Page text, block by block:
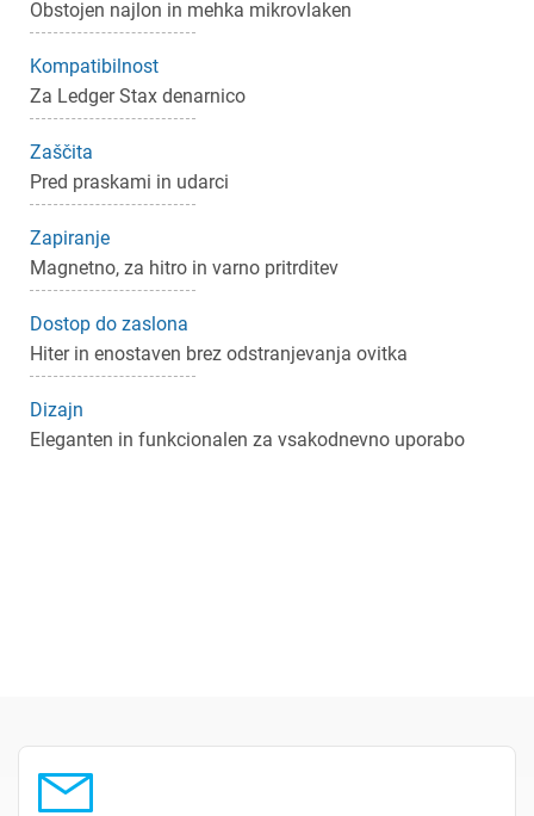
Obstojen najlon in mehka mikrovlaken
Kompatibilnost
Za Ledger Stax denarnico
Zaščita
Pred praskami in udarci
Zapiranje
Magnetno, za hitro in varno pritrditev
Dostop do zaslona
Hiter in enostaven brez odstranjevanja ovitka
Dizajn
Eleganten in funkcionalen za vsakodnevno uporabo
Prijava
Za dodajanje na seznam želja morate biti prijavljeni.
Prekliči